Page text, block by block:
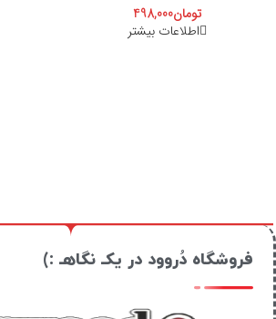
تومان498,000
اطلاعات بیشتر
فروشگاه دُروود در یکـ نگاهـ :)